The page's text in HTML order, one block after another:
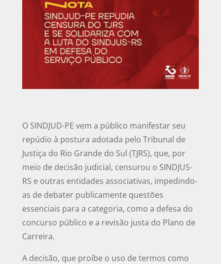
O SINDJUD-PE vem a público manifestar seu
repúdio à postura adotada pelo Tribunal de
Justiça do Rio Grande do Sul (TJRS), que, por
meio de decisão judicial, censurou o SINDJUS-
RS e outras entidades associativas, impedindo-
as de debater publicamente questões
essenciais para a categoria, como a defesa do
concurso público e a revisão justa do Plano de
Carreira.
A decisão, que proíbe o uso de termos como